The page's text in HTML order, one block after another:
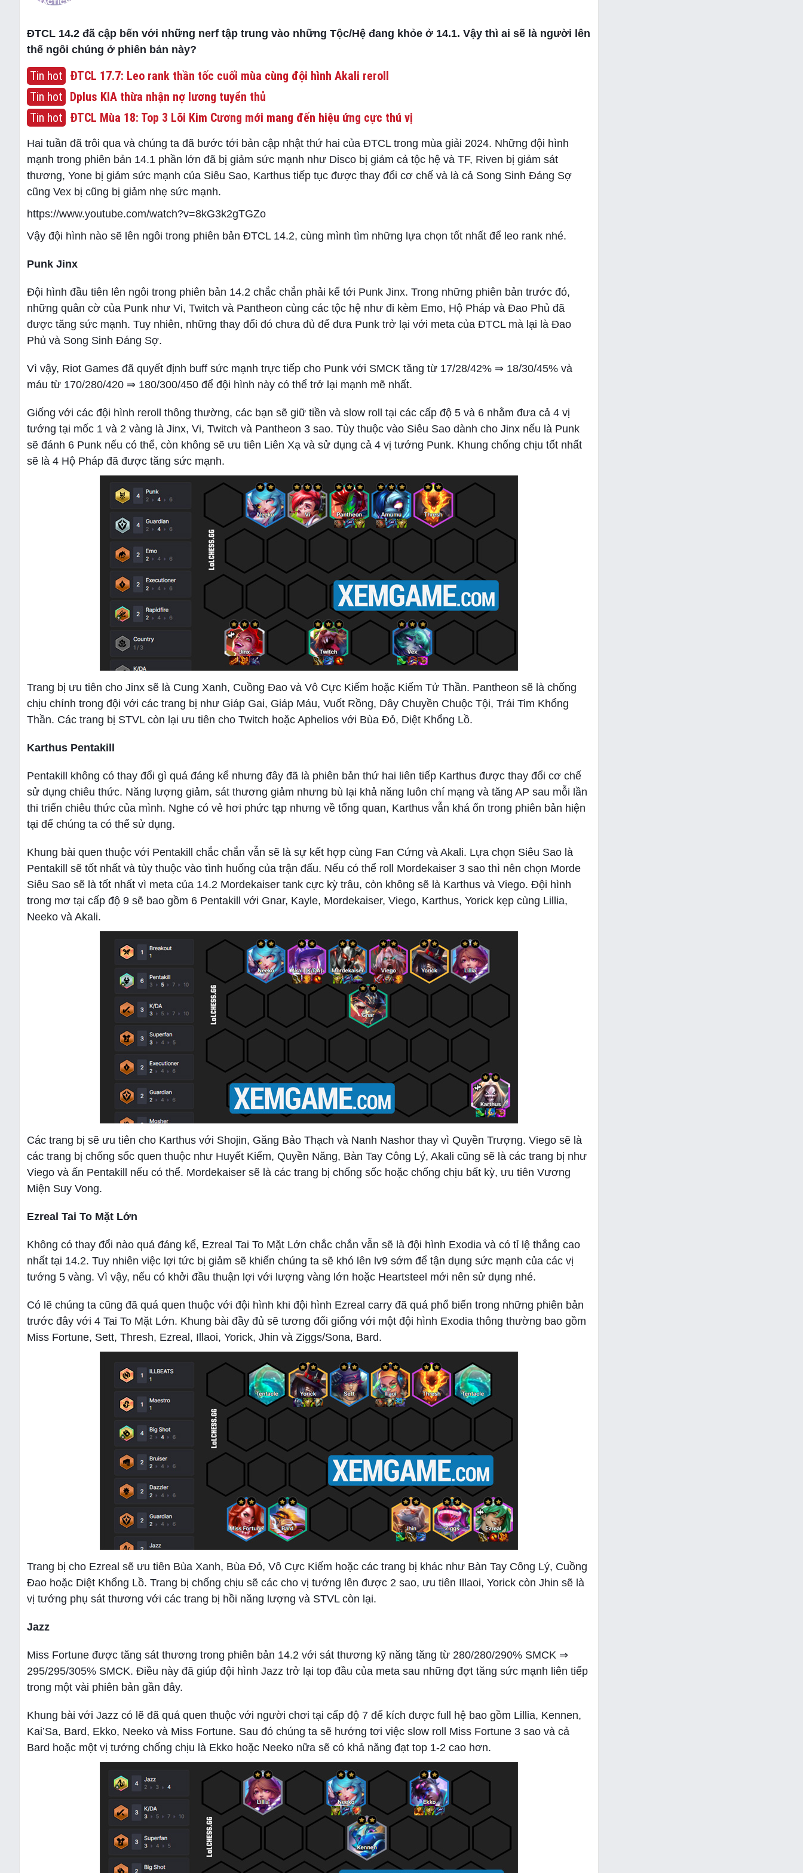
ĐTCL 14.2 đã cập bến với những nerf tập trung vào những Tộc/Hệ đang khỏe ở 14.1. Vậy thì ai sẽ là người lên
thế ngôi chúng ở phiên bản này?
Tin hot ĐTCL 17.7: Leo rank thần tốc cuối mùa cùng đội hình Akali reroll
Tin hot Dplus KIA thừa nhận nợ lương tuyển thủ
Tin hot ĐTCL Mùa 18: Top 3 Lõi Kim Cương mới mang đến hiệu ứng cực thú vị
Hai tuần đã trôi qua và chúng ta đã bước tới bản cập nhật thứ hai của ĐTCL trong mùa giải 2024. Những đội hình
mạnh trong phiên bản 14.1 phần lớn đã bị giảm sức mạnh như Disco bị giảm cả tộc hệ và TF, Riven bị giảm sát
thương, Yone bị giảm sức mạnh của Siêu Sao, Karthus tiếp tục được thay đổi cơ chế và là cả Song Sinh Đáng Sợ
cũng Vex bị cũng bị giảm nhẹ sức mạnh.
https://www.youtube.com/watch?v=8kG3k2gTGZo
Vậy đội hình nào sẽ lên ngôi trong phiên bản ĐTCL 14.2, cùng mình tìm những lựa chọn tốt nhất để leo rank nhé.
Punk Jinx
Đội hình đầu tiên lên ngôi trong phiên bản 14.2 chắc chắn phải kể tới Punk Jinx. Trong những phiên bản trước đó,
những quân cờ của Punk như Vi, Twitch và Pantheon cùng các tộc hệ như đi kèm Emo, Hộ Pháp và Đao Phủ đã
được tăng sức mạnh. Tuy nhiên, những thay đổi đó chưa đủ để đưa Punk trở lại với meta của ĐTCL mà lại là Đao
Phủ và Song Sinh Đáng Sợ.
Vì vậy, Riot Games đã quyết định buff sức mạnh trực tiếp cho Punk với SMCK tăng từ 17/28/42% ⇒ 18/30/45% và
máu từ 170/280/420 ⇒ 180/300/450 để đội hình này có thể trở lại mạnh mẽ nhất.
Giống với các đội hình reroll thông thường, các bạn sẽ giữ tiền và slow roll tại các cấp độ 5 và 6 nhằm đưa cả 4 vị
tướng tại mốc 1 và 2 vàng là Jinx, Vi, Twitch và Pantheon 3 sao. Tùy thuộc vào Siêu Sao dành cho Jinx nếu là Punk
sẽ đánh 6 Punk nếu có thể, còn không sẽ ưu tiên Liên Xạ và sử dụng cả 4 vị tướng Punk. Khung chống chịu tốt nhất
sẽ là 4 Hộ Pháp đã được tăng sức mạnh.
Trang bị ưu tiên cho Jinx sẽ là Cung Xanh, Cuồng Đao và Vô Cực Kiếm hoặc Kiếm Tử Thần. Pantheon sẽ là chống
chịu chính trong đội với các trang bị như Giáp Gai, Giáp Máu, Vuốt Rồng, Dây Chuyền Chuộc Tội, Trái Tim Khổng
Thần. Các trang bị STVL còn lại ưu tiên cho Twitch hoặc Aphelios với Bùa Đỏ, Diệt Khổng Lồ.
Karthus Pentakill
Pentakill không có thay đổi gì quá đáng kể nhưng đây đã là phiên bản thứ hai liên tiếp Karthus được thay đổi cơ chế
sử dụng chiêu thức. Năng lượng giảm, sát thương giảm nhưng bù lại khả năng luôn chí mạng và tăng AP sau mỗi lần
thi triển chiêu thức của mình. Nghe có vẻ hơi phức tạp nhưng về tổng quan, Karthus vẫn khá ổn trong phiên bản hiện
tại để chúng ta có thể sử dụng.
Khung bài quen thuộc với Pentakill chắc chắn vẫn sẽ là sự kết hợp cùng Fan Cứng và Akali. Lựa chọn Siêu Sao là
Pentakill sẽ tốt nhất và tùy thuộc vào tình huống của trận đấu. Nếu có thể roll Mordekaiser 3 sao thì nên chọn Morde
Siêu Sao sẽ là tốt nhất vì meta của 14.2 Mordekaiser tank cực kỳ trâu, còn không sẽ là Karthus và Viego. Đội hình
trong mơ tại cấp độ 9 sẽ bao gồm 6 Pentakill với Gnar, Kayle, Mordekaiser, Viego, Karthus, Yorick kẹp cùng Lillia,
Neeko và Akali.
Các trang bị sẽ ưu tiên cho Karthus với Shojin, Găng Bảo Thạch và Nanh Nashor thay vì Quyền Trượng. Viego sẽ là
các trang bị chống sốc quen thuộc như Huyết Kiếm, Quyền Năng, Bàn Tay Công Lý, Akali cũng sẽ là các trang bị như
Viego và ấn Pentakill nếu có thể. Mordekaiser sẽ là các trang bị chống sốc hoặc chống chịu bất kỳ, ưu tiên Vương
Miện Suy Vong.
Ezreal Tai To Mặt Lớn
Không có thay đổi nào quá đáng kể, Ezreal Tai To Mặt Lớn chắc chắn vẫn sẽ là đội hình Exodia và có tỉ lệ thắng cao
nhất tại 14.2. Tuy nhiên việc lợi tức bị giảm sẽ khiến chúng ta sẽ khó lên lv9 sớm để tận dụng sức mạnh của các vị
tướng 5 vàng. Vì vậy, nếu có khởi đầu thuận lợi với lượng vàng lớn hoặc Heartsteel mới nên sử dụng nhé.
Có lẽ chúng ta cũng đã quá quen thuộc với đội hình khi đội hình Ezreal carry đã quá phổ biến trong những phiên bản
trước đây với 4 Tai To Mặt Lớn. Khung bài đầy đủ sẽ tương đối giống với một đội hình Exodia thông thường bao gồm
Miss Fortune, Sett, Thresh, Ezreal, Illaoi, Yorick, Jhin và Ziggs/Sona, Bard.
Trang bị cho Ezreal sẽ ưu tiên Bùa Xanh, Bùa Đỏ, Vô Cực Kiếm hoặc các trang bị khác như Bàn Tay Công Lý, Cuồng
Đao hoặc Diệt Khổng Lồ. Trang bị chống chịu sẽ các cho vị tướng lên được 2 sao, ưu tiên Illaoi, Yorick còn Jhin sẽ là
vị tướng phụ sát thương với các trang bị hồi năng lượng và STVL còn lại.
Jazz
Miss Fortune được tăng sát thương trong phiên bản 14.2 với sát thương kỹ năng tăng từ 280/280/290% SMCK ⇒
295/295/305% SMCK. Điều này đã giúp đội hình Jazz trở lại top đầu của meta sau những đợt tăng sức mạnh liên tiếp
trong một vài phiên bản gần đây.
Khung bài với Jazz có lẽ đã quá quen thuộc với người chơi tại cấp độ 7 để kích được full hệ bao gồm Lillia, Kennen,
Kai’Sa, Bard, Ekko, Neeko và Miss Fortune. Sau đó chúng ta sẽ hướng tơi việc slow roll Miss Fortune 3 sao và cả
Bard hoặc một vị tướng chống chịu là Ekko hoặc Neeko nữa sẽ có khả năng đạt top 1-2 cao hơn.